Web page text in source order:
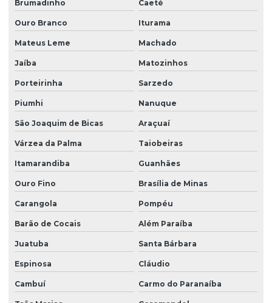
Brumadinho Caeté
Ouro Branco Iturama
Mateus Leme Machado
Jaíba Matozinhos
Porteirinha Sarzedo
Piumhi Nanuque
São Joaquim de Bicas Araçuaí
Várzea da Palma Taiobeiras
Itamarandiba Guanhães
Ouro Fino Brasília de Minas
Carangola Pompéu
Barão de Cocais Além Paraíba
Juatuba Santa Bárbara
Espinosa Cláudio
Cambuí Carmo do Paranaíba